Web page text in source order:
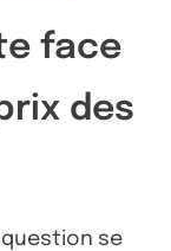
face
des
se